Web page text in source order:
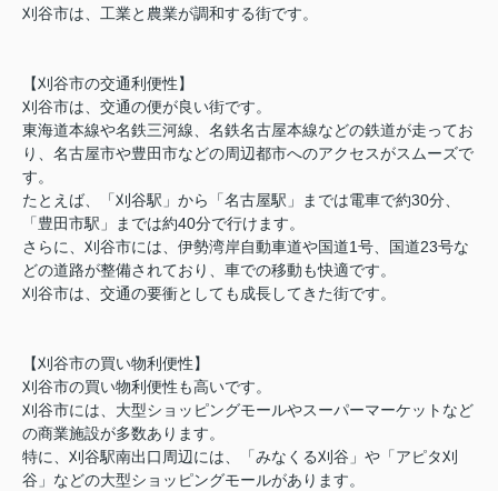
刈谷市は、工業と農業が調和する街です。
【刈谷市の交通利便性】
刈谷市は、交通の便が良い街です。
東海道本線や名鉄三河線、名鉄名古屋本線などの鉄道が走ってお
り、名古屋市や豊田市などの周辺都市へのアクセスがスムーズで
す。
たとえば、「刈谷駅」から「名古屋駅」までは電車で約30分、
「豊田市駅」までは約40分で行けます。
さらに、刈谷市には、伊勢湾岸自動車道や国道1号、国道23号な
どの道路が整備されており、車での移動も快適です。
刈谷市は、交通の要衝としても成長してきた街です。
【刈谷市の買い物利便性】
刈谷市の買い物利便性も高いです。
刈谷市には、大型ショッピングモールやスーパーマーケットなど
の商業施設が多数あります。
特に、刈谷駅南出口周辺には、「みなくる刈谷」や「アピタ刈
谷」などの大型ショッピングモールがあります。